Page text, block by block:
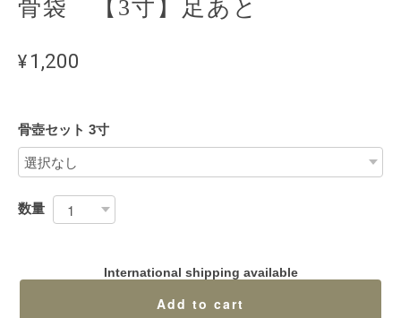
骨袋 【3寸】足あと
¥1,200
骨壺セット 3寸
数量
International shipping available
Add to cart